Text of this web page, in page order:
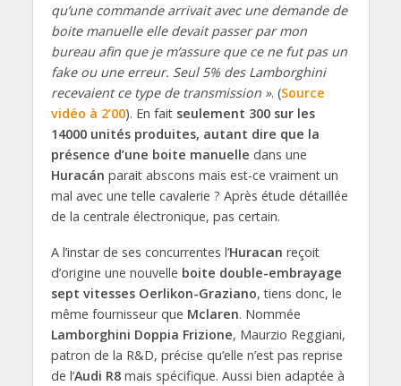
qu’une commande arrivait avec une demande de
boite manuelle elle devait passer par mon
bureau afin que je m’assure que ce ne fut pas un
fake ou une erreur. Seul 5% des Lamborghini
recevaient ce type de transmission ». (Source
vidéo à 2’00). En fait seulement 300 sur les
14000 unités produites, autant dire que la
présence d’une boite manuelle dans une
Huracán parait abscons mais est-ce vraiment un
mal avec une telle cavalerie ? Après étude détaillée
de la centrale électronique, pas certain.
A l’instar de ses concurrentes l’Huracan reçoit
d’origine une nouvelle boite double-embrayage
sept vitesses Oerlikon-Graziano, tiens donc, le
même fournisseur que Mclaren. Nommée
Lamborghini Doppia Frizione, Maurzio Reggiani,
patron de la R&D, précise qu’elle n’est pas reprise
de l’Audi R8mais spécifique. Aussi bien adaptée à